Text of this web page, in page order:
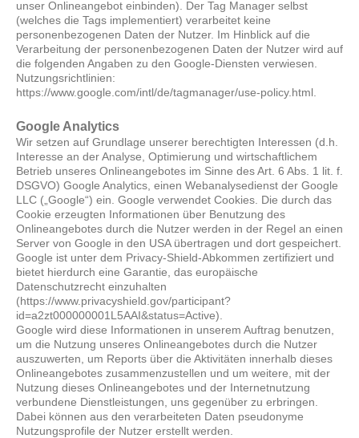
unser Onlineangebot einbinden). Der Tag Manager selbst
(welches die Tags implementiert) verarbeitet keine
personenbezogenen Daten der Nutzer. Im Hinblick auf die
Verarbeitung der personenbezogenen Daten der Nutzer wird auf
die folgenden Angaben zu den Google-Diensten verwiesen.
Nutzungsrichtlinien:
https://www.google.com/intl/de/tagmanager/use-policy.html.
Google Analytics
Wir setzen auf Grundlage unserer berechtigten Interessen (d.h.
Interesse an der Analyse, Optimierung und wirtschaftlichem
Betrieb unseres Onlineangebotes im Sinne des Art. 6 Abs. 1 lit. f.
DSGVO) Google Analytics, einen Webanalysedienst der Google
LLC („Google“) ein. Google verwendet Cookies. Die durch das
Cookie erzeugten Informationen über Benutzung des
Onlineangebotes durch die Nutzer werden in der Regel an einen
Server von Google in den USA übertragen und dort gespeichert.
Google ist unter dem Privacy-Shield-Abkommen zertifiziert und
bietet hierdurch eine Garantie, das europäische
Datenschutzrecht einzuhalten
(https://www.privacyshield.gov/participant?
id=a2zt000000001L5AAI&status=Active).
Google wird diese Informationen in unserem Auftrag benutzen,
um die Nutzung unseres Onlineangebotes durch die Nutzer
auszuwerten, um Reports über die Aktivitäten innerhalb dieses
Onlineangebotes zusammenzustellen und um weitere, mit der
Nutzung dieses Onlineangebotes und der Internetnutzung
verbundene Dienstleistungen, uns gegenüber zu erbringen.
Dabei können aus den verarbeiteten Daten pseudonyme
Nutzungsprofile der Nutzer erstellt werden.